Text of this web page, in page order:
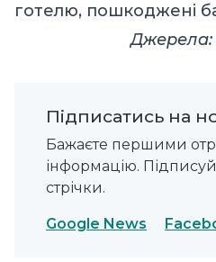
готелю, пошкоджені
Джерелa:
Підписатись на
Бажаєте першими
інформацію.
стрічки.
Google News